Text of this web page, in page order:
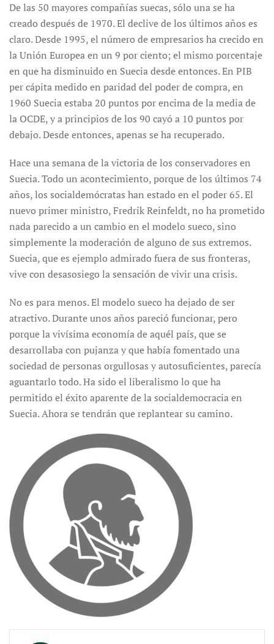
De las 50 mayores compañías suecas, sólo una se ha
creado después de 1970. El declive de los últimos años es
claro. Desde 1995, el número de empresarios ha crecido en
la Unión Europea en un 9 por ciento; el mismo porcentaje
en que ha disminuido en Suecia desde entonces. En PIB
per cápita medido en paridad del poder de compra, en
1960 Suecia estaba 20 puntos por encima de la media de
la OCDE, y a principios de los 90 cayó a 10 puntos por
debajo. Desde entonces, apenas se ha recuperado.
Hace una semana de la victoria de los conservadores en
Suecia. Todo un acontecimiento, porque de los últimos 74
años, los socialdemócratas han estado en el poder 65. El
nuevo primer ministro, Fredrik Reinfeldt, no ha prometido
nada parecido a un cambio en el modelo sueco, sino
simplemente la moderación de alguno de sus extremos.
Suecia, que es ejemplo admirado fuera de sus fronteras,
vive con desasosiego la sensación de vivir una crisis.
No es para menos. El modelo sueco ha dejado de ser
atractivo. Durante unos años pareció funcionar, pero
porque la vivísima economía de aquél país, que se
desarrollaba con pujanza y que había fomentado una
sociedad de personas orgullosas y autosuficientes, parecía
aguantarlo todo. Ha sido el liberalismo lo que ha
permitido el éxito aparente de la socialdemocracia en
Suecia. Ahora se tendrán que replantear su camino.